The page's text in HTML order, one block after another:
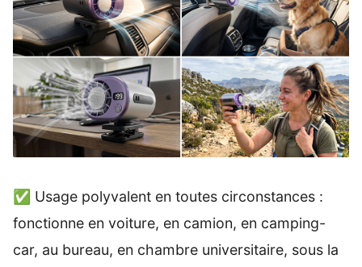
✅ Usage polyvalent en toutes circonstances :
fonctionne en voiture, en camion, en camping-
car, au bureau, en chambre universitaire, sous la